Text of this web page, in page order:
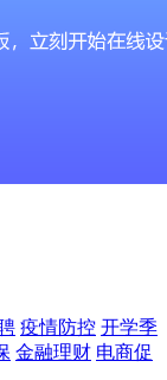
疫情防控 开学季
金融理财 电商促